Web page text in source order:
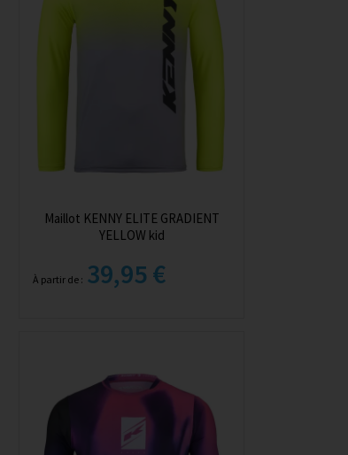
Maillot KENNY ELITE GRADIENT
YELLOW kid
À partir de : 39,95 €